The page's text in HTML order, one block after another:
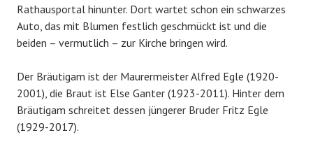
Rathausportal hinunter. Dort wartet schon ein schwarzes
Auto, das mit Blumen festlich geschmückt ist und die
beiden – vermutlich – zur Kirche bringen wird.
Der Bräutigam ist der Maurermeister Alfred Egle (1920-
2001), die Braut ist Else Ganter (1923-2011). Hinter dem
Bräutigam schreitet dessen jüngerer Bruder Fritz Egle
(1929-2017).